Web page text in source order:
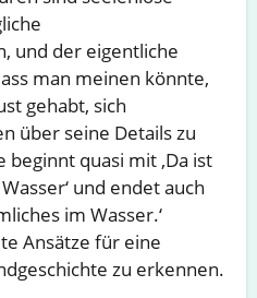
und der eigentliche
man meinen könnte,
gehabt, sich
über seine Details zu
beginnt quasi mit ‚Da ist
und endet auch
im Wasser.‘
Ansätze für eine
zu erkennen.